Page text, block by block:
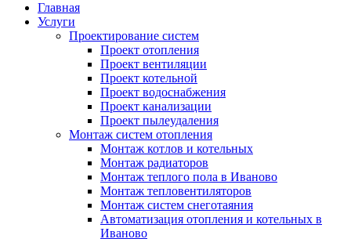
Главная
Услуги
Проектирование систем
Проект отопления
Проект вентиляции
Проект котельной
Проект водоснабжения
Проект канализации
Проект пылеудаления
Монтаж систем отопления
Монтаж котлов и котельных
Монтаж радиаторов
Монтаж теплого пола в Иваново
Монтаж тепловентиляторов
Монтаж систем снеготаяния
Автоматизация отопления и котельных в
Иваново